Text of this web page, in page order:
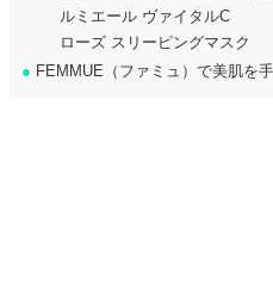
ルミエール ヴァイタルC
ローズ スリーピングマスク
● FEMMUE（ファミュ）で美肌を